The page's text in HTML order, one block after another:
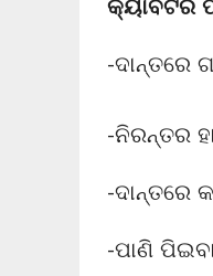
କ୍ୟାବିଟିର
-ଦାନ୍ତରେ
-ନିରନ୍ତର
-ଦାନ୍ତରେ
-ପାଣି